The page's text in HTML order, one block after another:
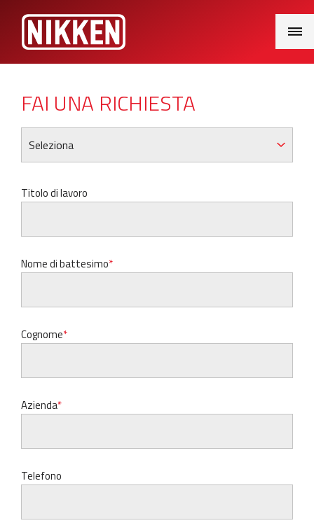
Menu
FAI UNA RICHIESTA
Titolo di lavoro
Nome di battesimo
Cognome
Azienda
Telefono